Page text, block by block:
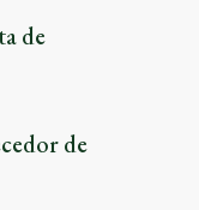
de
de